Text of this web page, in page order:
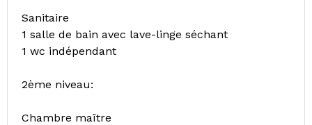
Sanitaire
1 salle de bain avec lave-linge séchant
1 wc indépendant
2ème niveau:
Chambre maître